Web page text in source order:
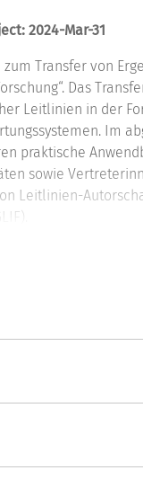
2024-Mar-31
Transfer von
Das
Leitlinien in der
Im
praktische
sowie
Leitlinien-
an
als Maß für die